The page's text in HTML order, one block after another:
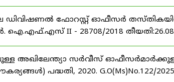
ഡിവിഷണൽ ഫോറസ്റ്റ് ഓഫീസർ
ഐ.എഫ്.എസ് II - 28708/2018
അഖിലേന്ത്യാ സർവീസ്
പദ്ധതി, 2020. G.O(Ms)No.122/2025/